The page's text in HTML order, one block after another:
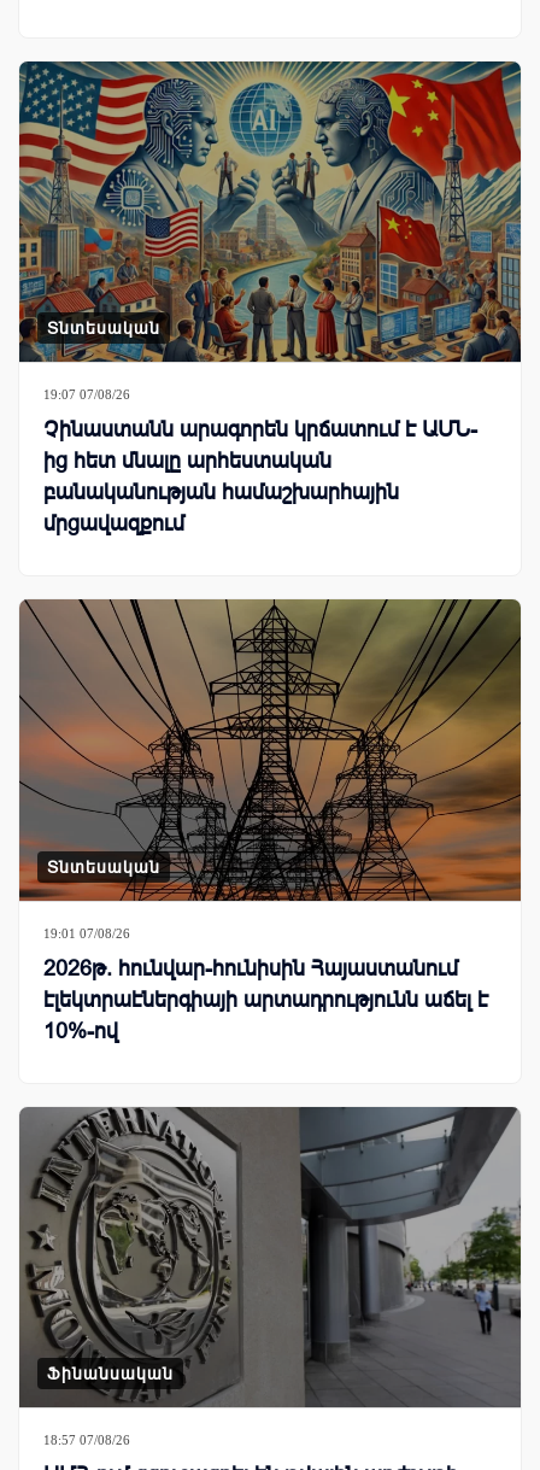
Տնտեսական
19:07 07/08/26
Չինաստանն արագորեն կրճատում է ԱՄՆ-
ից հետ մնալը արհեստական
բանականության համաշխարհային
մրցավազքում
Տնտեսական
19:01 07/08/26
2026թ. հունվար-հունիսին Հայաստանում
էլեկտրաէներգիայի արտադրությունն աճել է
10%-ով
Ֆինանսական
18:57 07/08/26